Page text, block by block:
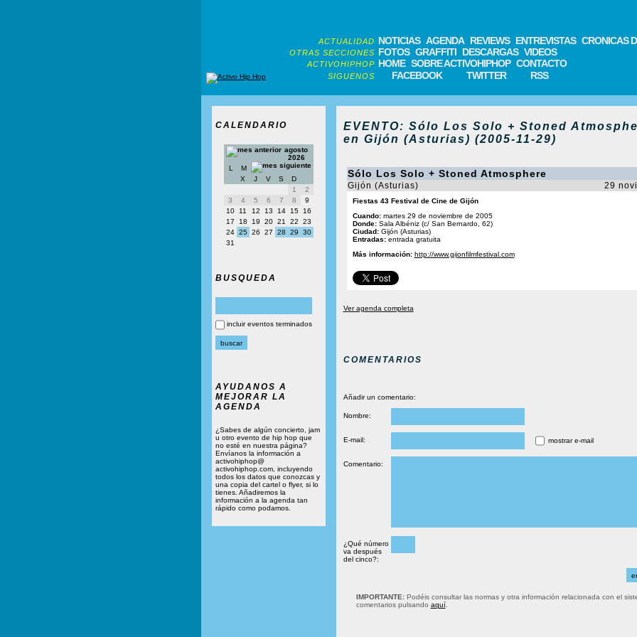
ACTUALIDAD NOTICIAS AGENDA REVIEWS ENTREVISTAS CRONICAS
OTRAS SECCIONES FOTOS GRAFFITI DESCARGAS VIDEOS
ACTIVOHIPHOP HOME SOBRE ACTIVOHIPHOP CONTACTO
SIGUENOS FACEBOOK TWITTER RSS
CALENDARIO
agosto
2026
L
M
X
J V S
D
1
2
3
4 5 6 7 8
9
10
11 12 13 14 15
16
17
18 19 20 21 22
23
24 25 26 27 28 29
30
31
BUSQUEDA
incluir eventos terminados
AYUDANOS A
MEJORAR LA
AGENDA
¿Sabes de algún concierto, jam
u otro evento de hip hop que
no esté en nuestra página?
Envíanos la información a
activohiphop@
activohiphop.com, incluyendo
todos los datos que conozcas y
una copia del cartel o flyer, si lo
tienes. Añadiremos la
información a la agenda tan
rápido como podamos.
EVENTO: Sólo Los Solo + Stoned
en Gijón (Asturias) (2005-11-29)
Sólo Los Solo + Stoned Atmosphere
Gijón (Asturias) 29
Fiestas 43 Festival de Cine de Gijón
Cuando:martes 29 de noviembre de 2005
Donde:Sala Albéniz (c/ San Bernardo, 62)
Ciudad:Gijón (Asturias)
Entradas: entrada gratuita
Más información: http://www.gijonfilmfestival.com
Ver agenda completa
COMENTARIOS
Añadir un comentario:
Nombre:
E-mail: mostrar e-mail
Comentario:
¿Qué número
va después
del cinco?:
IMPORTANTE:Podéis consultar las normas y otra información relacionada con el
comentarios pulsando aquí.